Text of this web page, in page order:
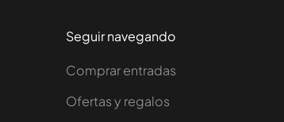
Seguir navegando
Comprar entradas
Ofertas y regalos